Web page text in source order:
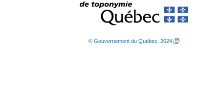
© Gouvernement du Québec, 2024